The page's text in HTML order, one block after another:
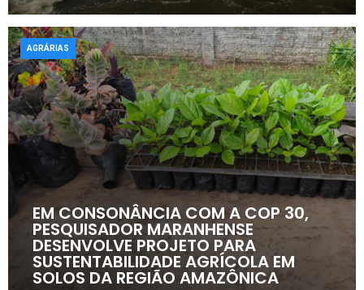
EM CONSONÂNCIA COM A COP 30,
PESQUISADOR MARANHENSE
DESENVOLVE PROJETO PARA
SUSTENTABILIDADE AGRÍCOLA EM
SOLOS DA REGIÃO AMAZÔNICA
AGRÁRIAS